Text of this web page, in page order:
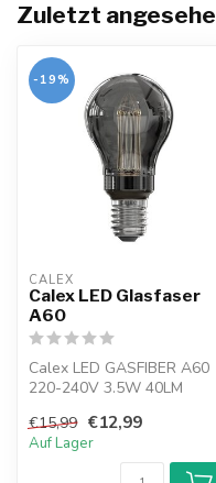
Zuletzt
-19%
CALEX
Calex LED Glasfaser
A60
Calex LED GASFIBER A60
220-240V 3.5W 40LM
€15,99 €12,99
Auf Lager